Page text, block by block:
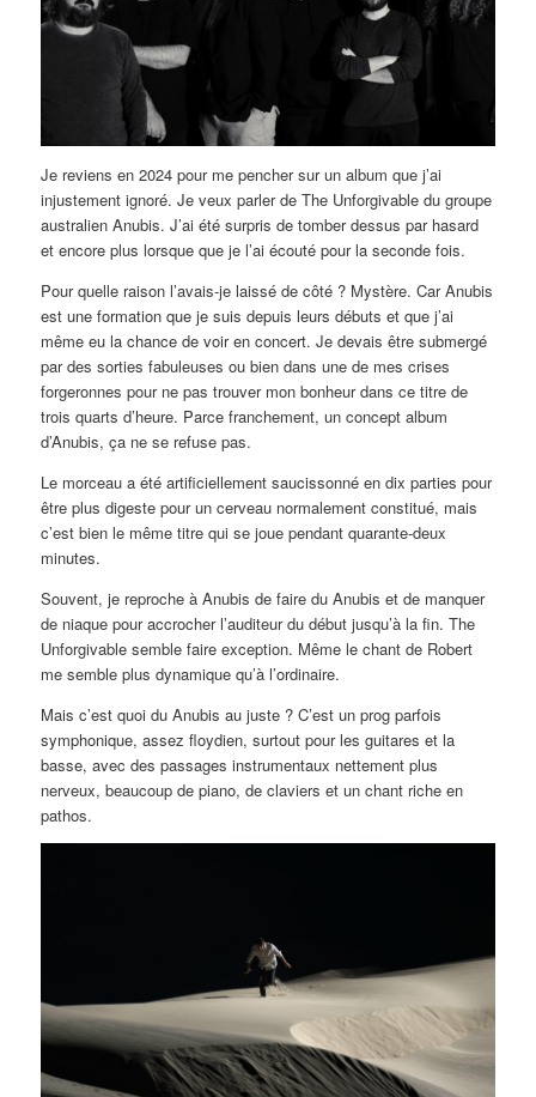
Je reviens en 2024 pour me pencher sur un album que j’ai
injustement ignoré. Je veux parler de The Unforgivable du groupe
australien Anubis. J’ai été surpris de tomber dessus par hasard
et encore plus lorsque que je l’ai écouté pour la seconde fois.
Pour quelle raison l’avais-je laissé de côté ? Mystère. Car Anubis
est une formation que je suis depuis leurs débuts et que j’ai
même eu la chance de voir en concert. Je devais être submergé
par des sorties fabuleuses ou bien dans une de mes crises
forgeronnes pour ne pas trouver mon bonheur dans ce titre de
trois quarts d’heure. Parce franchement, un concept album
d’Anubis, ça ne se refuse pas.
Le morceau a été artificiellement saucissonné en dix parties pour
être plus digeste pour un cerveau normalement constitué, mais
c’est bien le même titre qui se joue pendant quarante-deux
minutes.
Souvent, je reproche à Anubis de faire du Anubis et de manquer
de niaque pour accrocher l’auditeur du début jusqu’à la fin. The
Unforgivable semble faire exception. Même le chant de Robert
me semble plus dynamique qu’à l’ordinaire.
Mais c’est quoi du Anubis au juste ? C’est un prog parfois
symphonique, assez floydien, surtout pour les guitares et la
basse, avec des passages instrumentaux nettement plus
nerveux, beaucoup de piano, de claviers et un chant riche en
pathos.